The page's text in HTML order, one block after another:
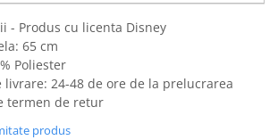
Maria
- Produs cu licenta Disney
65 cm
Poliester
24-48 de ore de la prelucrarea
termen de retur
produs